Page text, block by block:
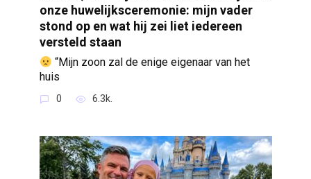
onze huwelijksceremonie: mijn vader
stond op en wat hij zei liet iedereen
versteld staan
“Mijn zoon zal de enige eigenaar van het
huis
0 6.3k.